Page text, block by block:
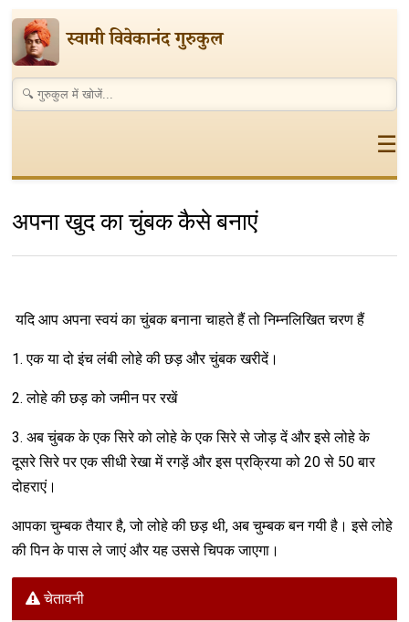
स्वामी विवेकानंद गुरुकुल
☰
अपना खुद का चुंबक कैसे बनाएं
यदि आप अपना स्वयं का चुंबक बनाना चाहते हैं तो निम्नलिखित चरण हैं
1. एक या दो इंच लंबी लोहे की छड़ और चुंबक खरीदें।
2. लोहे की छड़ को जमीन पर रखें
3. अब चुंबक के एक सिरे को लोहे के एक सिरे से जोड़ दें और इसे लोहे के
दूसरे सिरे पर एक सीधी रेखा में रगड़ें और इस प्रक्रिया को 20 से 50 बार
दोहराएं।
आपका चुम्बक तैयार है, जो लोहे की छड़ थी, अब चुम्बक बन गयी है। इसे लोहे
की पिन के पास ले जाएं और यह उससे चिपक जाएगा।
चेतावनी